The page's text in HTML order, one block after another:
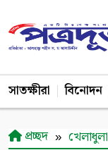
সাতক্ষীরা বিনোদন
প্রচ্ছদ খেলাধুলা